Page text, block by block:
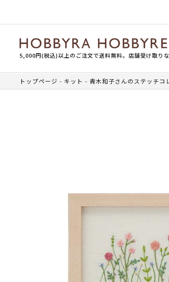
5,000円(税込)以上のご注文で送料無料。店舗受け取り
トップページ キット 青木和子さんのステッチコ